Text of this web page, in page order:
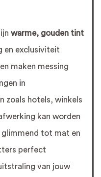
warme, gouden tint
en exclusiviteit
maken messing
in
zoals hotels, winkels
kan worden
glimmend tot mat en
perfect
van jouw